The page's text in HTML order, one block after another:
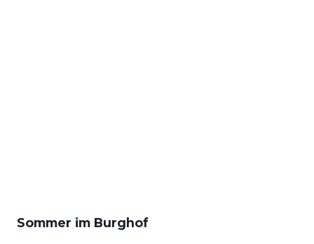
Sommer im Burghof